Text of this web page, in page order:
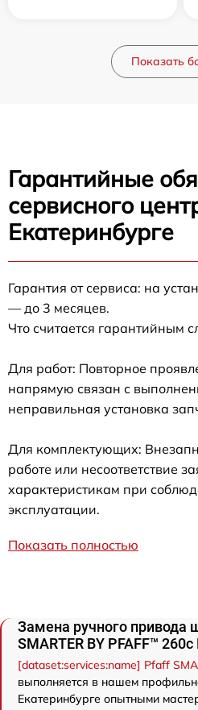
Показать
Гарантийные
сервисного
Екатеринбурге
Гарантия от сервиса: на
— до 3 месяцев.
Что считается гарантийным
Для работ: Повторное
напрямую связан с
неправильная установка
Для комплектующих:
работе или несоответствие
характеристикам при
эксплуатации.
Показать полностью
Замена ручного
SMARTER BY PFAFF™
[dataset:services:name] Pfaff
выполняется в нашем
Екатеринбурге опытными